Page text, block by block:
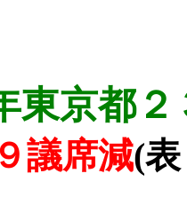
東京都
議席減(